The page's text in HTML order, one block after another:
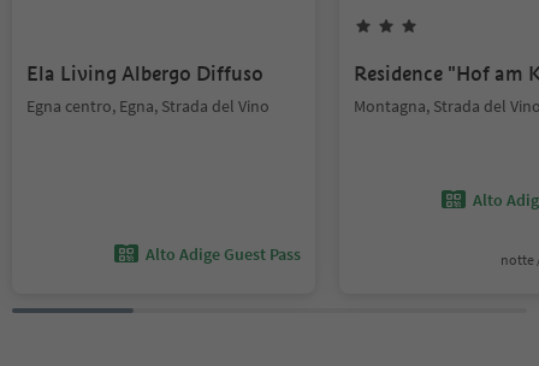
Ela Living Albergo Diffuso
Egna centro, Egna, Strada del Vino
Alto Adige Guest Pass
Residence "Hof am
Montagna, Strada del
Alto
notte